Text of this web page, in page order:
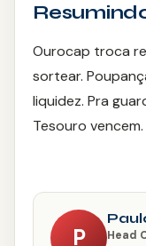
Ourocap troca
sortear.
liquidez. Pra
Tesouro vencem.
P Head